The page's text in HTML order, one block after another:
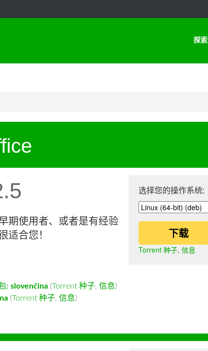
探索
选择您的操作系统:
下载
Torrent 种子, 信息
期使用者、或者是有经验
适合您！
: slovenčina (Torrent 种子, 信息)
(Torrent 种子, 信息)